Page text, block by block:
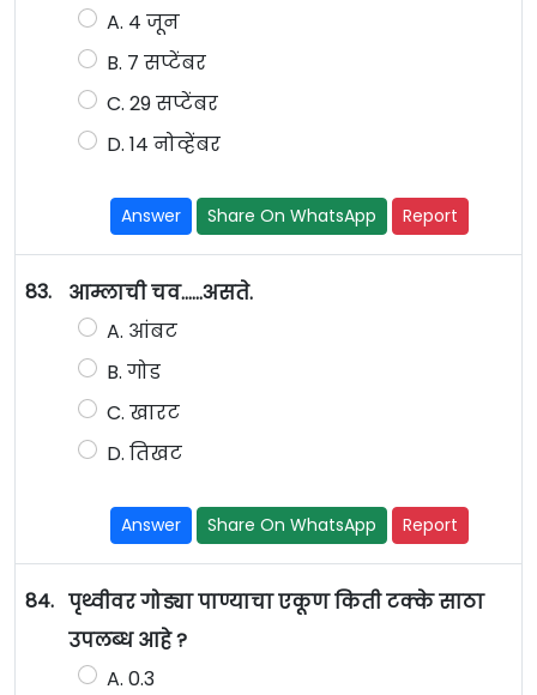
A. 4 जून
B. 7 सप्टेंबर
C. 29 सप्टेंबर
D. 14 नोव्हेंबर
Answer Share On WhatsApp Report
83.
आम्लाची चव......असते.
A. आंबट
B. गोड
C. खारट
D. तिखट
Answer Share On WhatsApp Report
84. पृथ्वीवर गोड्या पाण्याचा एकूण किती टक्के साठा
उपलब्ध आहे ?
A. 0.3